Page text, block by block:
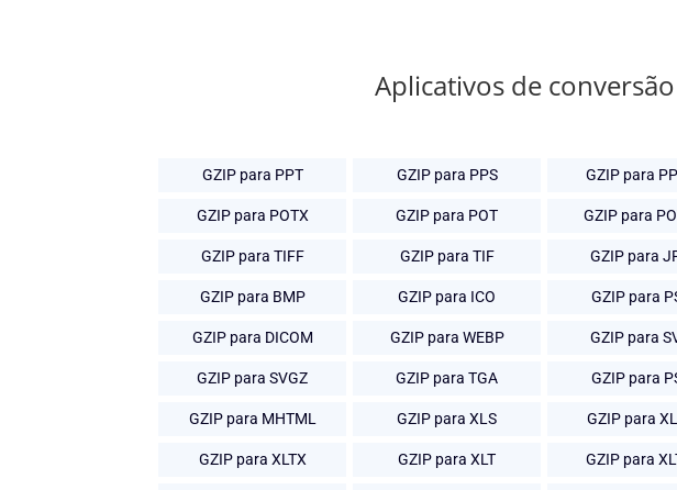
Aplicativos de
GZIP para PPT GZIP para PPS GZIP para
GZIP para POTX GZIP para POT GZIP para
GZIP para TIFF GZIP para TIF GZIP para
GZIP para BMP GZIP para ICO GZIP para
GZIP para DICOM GZIP para WEBP GZIP para
GZIP para SVGZ GZIP para TGA GZIP para
GZIP para MHTML GZIP para XLS GZIP para
GZIP para XLTX GZIP para XLT GZIP para